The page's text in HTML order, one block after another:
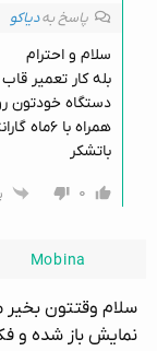
پاسخ بهدیاکو
سلام و احترام
بله کار تعمیر
دستگاه خودتون
همراه با ۶ماه گارانتی
باتشکر
۰
Mobina
سلام وقتتون
نمایش باز شده و